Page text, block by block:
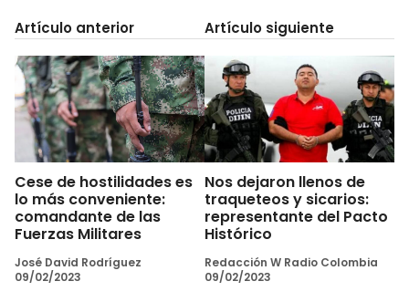
Artículo anterior
Cese de hostilidades es
lo más conveniente:
comandante de las
Fuerzas Militares
José David Rodríguez
09/02/2023
Artículo siguiente
Nos dejaron llenos de
traqueteos y sicarios:
representante del Pacto
Histórico
Redacción W Radio Colombia
09/02/2023